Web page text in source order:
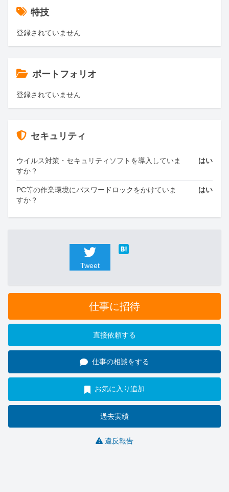
特技
登録されていません
ポートフォリオ
登録されていません
セキュリティ
ウイルス対策・セキュリティソフトを導入していま
すか？
はい
PC等の作業環境にパスワードロックをかけていま
すか？
はい
Tweet
仕事に招待
直接依頼する
仕事の相談をする
お気に入り追加
過去実績
違反報告